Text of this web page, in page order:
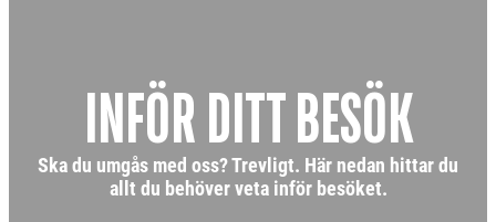
INFÖR DITT BESÖK
Ska du umgås med oss? Trevligt. Här nedan hittar du
allt du behöver veta inför besöket.